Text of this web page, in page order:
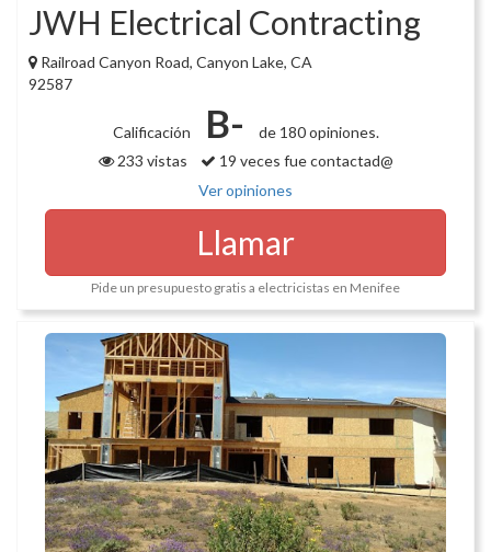
JWH Electrical Contracting
Railroad Canyon Road, Canyon Lake, CA
92587
Calificación B-
de 180 opiniones.
233 vistas
19 veces fue contactad@
Ver opiniones
Llamar
Pide un presupuesto gratis a electricistas en Menifee